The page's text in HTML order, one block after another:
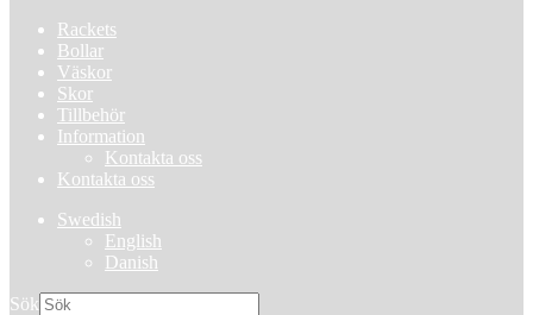
Rackets
Bollar
Väskor
Skor
Tillbehör
Information
Kontakta oss
Kontakta oss
Swedish
English
Danish
Sök